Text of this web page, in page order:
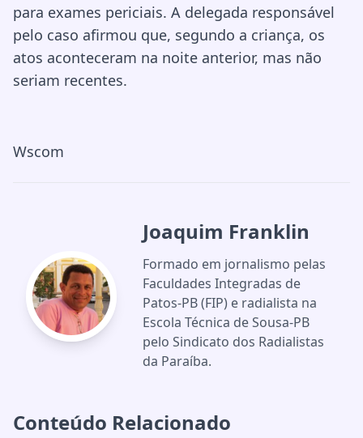
para exames periciais. A delegada responsável
pelo caso afirmou que, segundo a criança, os
atos aconteceram na noite anterior, mas não
seriam recentes.
Wscom
Joaquim Franklin
Formado em jornalismo pelas
Faculdades Integradas de
Patos-PB (FIP) e radialista na
Escola Técnica de Sousa-PB
pelo Sindicato dos Radialistas
da Paraíba.
Conteúdo Relacionado